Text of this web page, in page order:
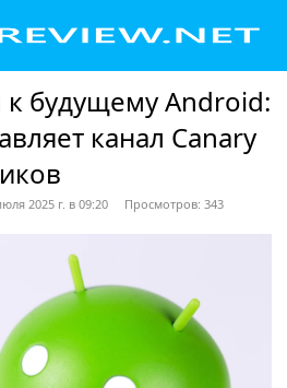
к будущему Android:
канал Canary
2025 г. в 09:20 Просмотров: 343